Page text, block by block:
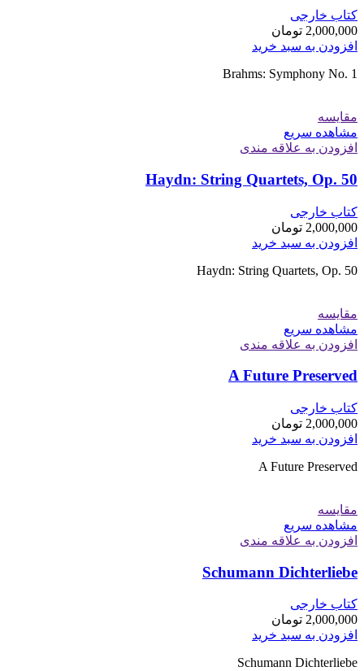
کتاب خارجی
2,000,000 تومان
افزودن به سبد خرید
Brahms: Symphony No. 1
مقایسه
مشاهده سریع
افزودن به علاقه مندی
Haydn: String Quartets, Op. 50
کتاب خارجی
2,000,000 تومان
افزودن به سبد خرید
Haydn: String Quartets, Op. 50
مقایسه
مشاهده سریع
افزودن به علاقه مندی
A Future Preserved
کتاب خارجی
2,000,000 تومان
افزودن به سبد خرید
A Future Preserved
مقایسه
مشاهده سریع
افزودن به علاقه مندی
Schumann Dichterliebe
کتاب خارجی
2,000,000 تومان
افزودن به سبد خرید
Schumann Dichterliebe